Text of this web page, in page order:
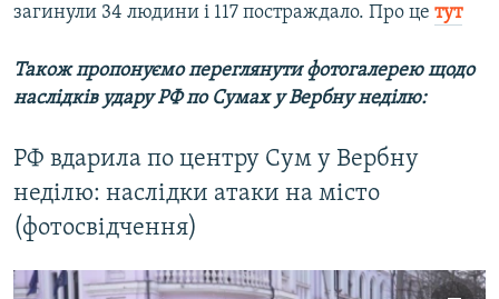
загинули 34 людини і 117 постраждало. Про це тут
Також пропонуємо переглянути фотогалерею щодо
наслідків удару РФ по Сумах у Вербну неділю:
РФ вдарила по центру Сум у Вербну
неділю: наслідки атаки на місто
(фотосвідчення)